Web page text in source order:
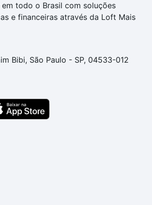
todo o Brasil com soluções
e financeiras através da Loft Mais
Bibi, São Paulo - SP, 04533-012